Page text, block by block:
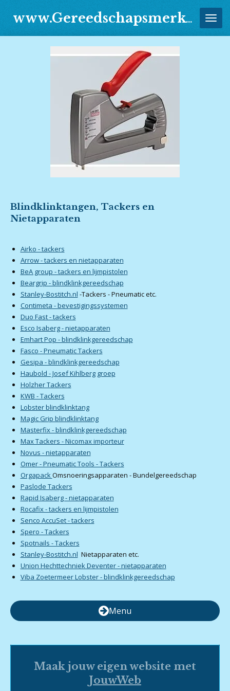
direct
www.Gereedschapsmerken.Jouwweb.nl
Blindklinktangen, Tackers en
Nietapparaten
Airko - tackers
Arrow - tackers en nietapparaten
BeA group - tackers en lijmpistolen
Beargrip - blindklinkgereedschap
Stanley-Bostitch.nl -Tackers - Pneumatic etc.
Contimeta - bevestigingssystemen
Duo Fast - tackers
Esco Isaberg - nietapparaten
Emhart Pop - blindklinkgereedschap
Fasco - Pneumatic Tackers
Gesipa - blindklinkgereedschap
Haubold - Josef Kihlberg groep
Holzher Tackers
KWB - Tackers
Lobster blindklinktang
Magic Grip blindklinktang
Masterfix - blindklinkgereedschap
Max Tackers - Nicomax importeur
Novus - nietapparaten
Omer - Pneumatic Tools - Tackers
OrgapackOmsnoeringsapparaten - Bundelgereedschap
Paslode Tackers
Rapid Isaberg - nietapparaten
Rocafix - tackers en lijmpistolen
Senco AccuSet - tackers
Spero - Tackers
Spotnails - Tackers
Stanley-Bostitch.nl Nietapparaten etc.
Union Hechttechniek Deventer - nietapparaten
Viba Zoetermeer Lobster - blindklinkgereedschap
Menu
Maak jouw eigen website met
JouwWeb